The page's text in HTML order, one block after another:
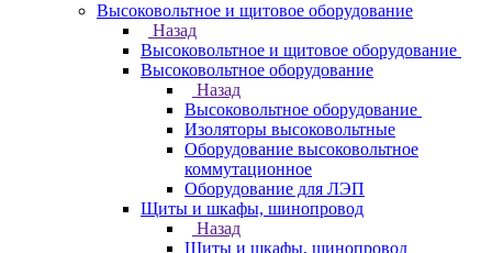
Высоковольтное и щитовое оборудование
Назад
Высоковольтное и щитовое оборудование
Высоковольтное оборудование
Назад
Высоковольтное оборудование
Изоляторы высоковольтные
Оборудование высоковольтное
коммутационное
Оборудование для ЛЭП
Щиты и шкафы, шинопровод
Назад
Щиты и шкафы, шинопровод